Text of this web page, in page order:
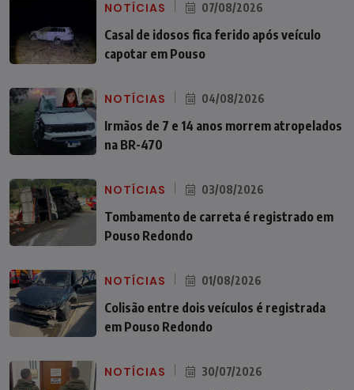
NOTÍCIAS 07/08/2026
Casal de idosos fica ferido após veículo
capotar em Pouso
NOTÍCIAS 04/08/2026
Irmãos de 7 e 14 anos morrem atropelados
na BR-470
NOTÍCIAS 03/08/2026
Tombamento de carreta é registrado em
Pouso Redondo
NOTÍCIAS 01/08/2026
Colisão entre dois veículos é registrada
em Pouso Redondo
NOTÍCIAS 30/07/2026